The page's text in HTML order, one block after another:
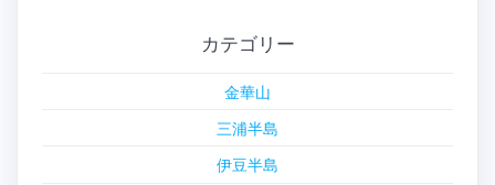
カテゴリー
金華山
三浦半島
伊豆半島